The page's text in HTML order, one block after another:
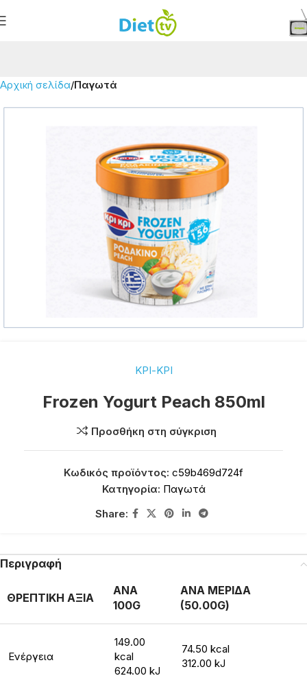
Αρχική σελίδα Παγωτά
ΚΡΙ-ΚΡΙ
Frozen Yogurt Peach 850ml
Προσθήκη στη σύγκριση
Κωδικός προϊόντος: c59b469d724f
Κατηγορία: Παγωτά
Share:
Περιγραφή
ΘΡΕΠΤΙΚΗ ΑΞΙΑ
ΑΝΑ
100G
ΑΝΑ ΜΕΡΙΔΑ
(50.00G)
Ενέργεια
149.00
kcal
624.00 kJ
74.50 kcal
312.00 kJ